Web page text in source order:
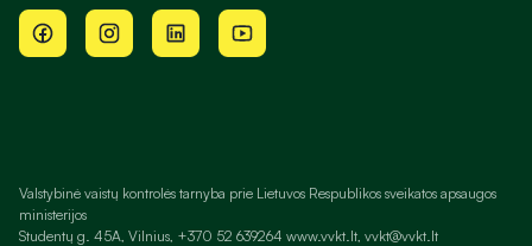
Valstybinė vaistų kontrolės tarnyba prie Lietuvos Respublikos sveikatos apsaugos
ministerijos
Studentų g. 45A, Vilnius, +370 52 639264 www.vvkt.lt, vvkt@vvkt.lt